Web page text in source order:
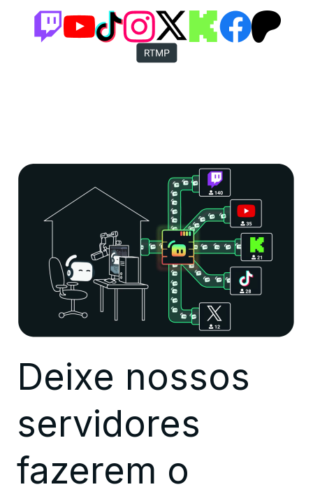
Deixe nossos
servidores
fazerem o